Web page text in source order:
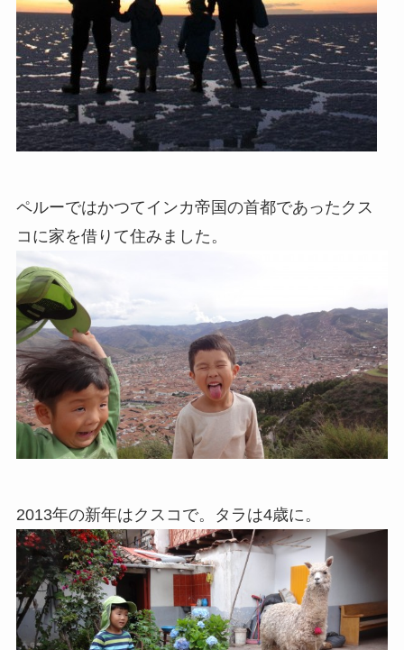
ペルーではかつてインカ帝国の首都であったクス
コに家を借りて住みました。
2013年の新年はクスコで。タラは4歳に。